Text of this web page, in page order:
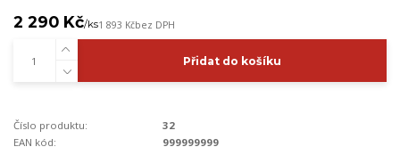
2 290 Kč/ks1 893 Kčbez DPH
Přidat do košíku
Číslo produktu:
32
EAN kód:
999999999